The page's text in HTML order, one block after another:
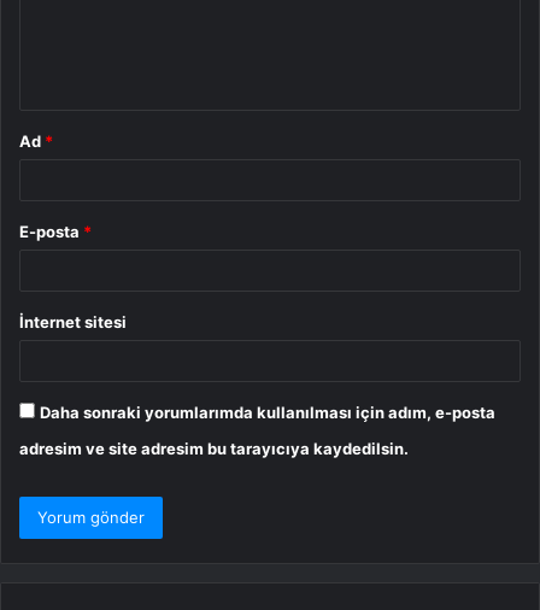
Ad *
E-posta *
İnternet sitesi
Daha sonraki yorumlarımda kullanılması için adım, e-posta
adresim ve site adresim bu tarayıcıya kaydedilsin.